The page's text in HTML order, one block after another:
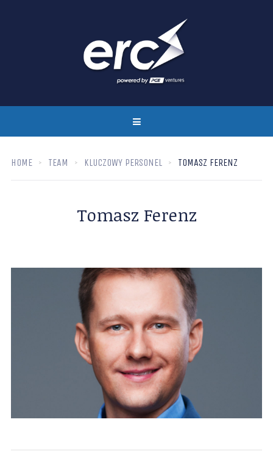
HOME TEAM KLUCZOWY PERSONEL TOMASZ FERENZ
Tomasz Ferenz